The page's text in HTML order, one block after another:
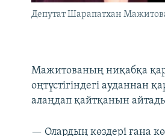
Депутат Шарапатхан
Мажитованың ниқабқа
оңтүстігіндегі ауданнан
алаңдап қайтқанын
— Олардың көздері ғана